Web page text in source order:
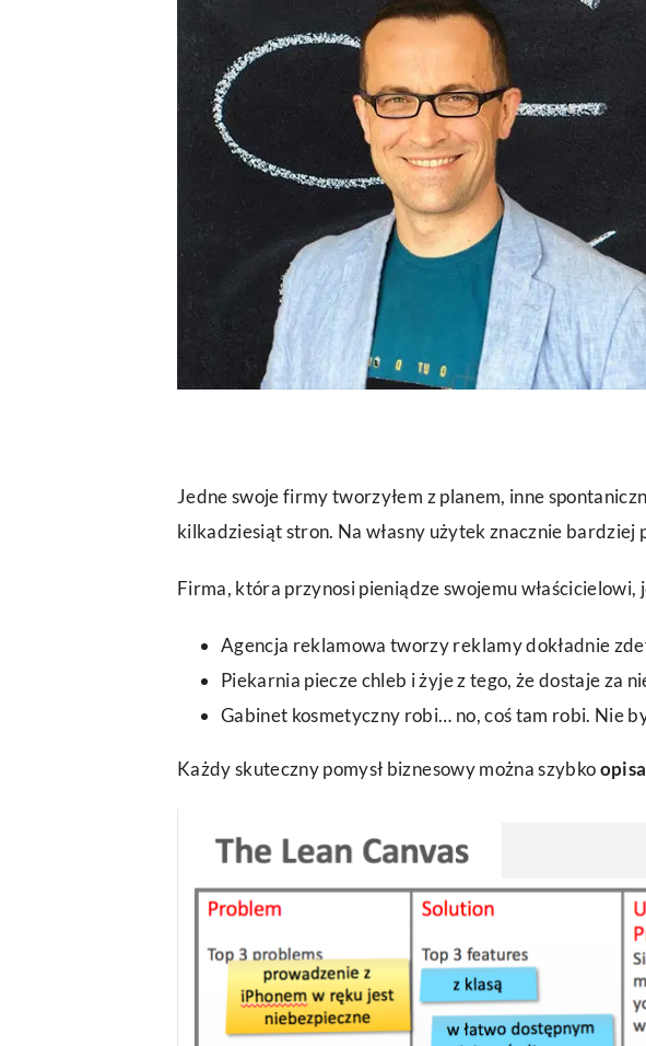
Jedne swoje firmy tworzyłem z planem, inne
kilkadziesiąt stron. Na własny użytek znacznie bardziej
Firma, która przynosi pieniądze swojemu
Agencja reklamowa tworzy reklamy dokładnie
Piekarnia piecze chleb i żyje z tego, że dostaje za
Gabinet kosmetyczny robi… no, coś tam robi. Nie
Każdy skuteczny pomysł biznesowy można szybko